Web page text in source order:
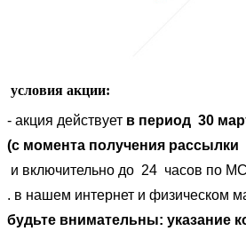
условия акции:
- акция действует в период 30
(с момента получения
и включительно до 24 часов по
. в нашем интернет и физическом
будьте внимательны: указание